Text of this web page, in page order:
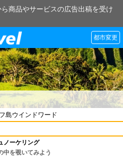
商品やサービスの広告出稿を受け
都市変更
島ウインドワード
ノーケリング
中を覗いてみよう